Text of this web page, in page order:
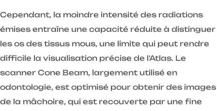
Cependant, la moindre intensité des radiations
émises entraîne une capacité réduite à distinguer
les os des tissus mous, une limite qui peut rendre
difficile la visualisation précise de l'Atlas. Le
scanner Cone Beam, largement utilisé en
odontologie, est optimisé pour obtenir des images
de la mâchoire, qui est recouverte par une fine